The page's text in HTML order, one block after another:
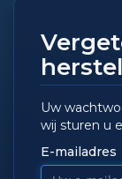
Uw
wij sturen u
E-mailadres